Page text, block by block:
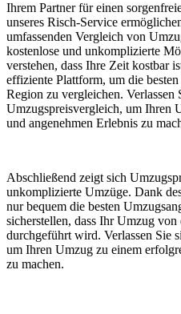
Ihrem Partner für einen
unseres Risch-Service
umfassenden Vergleich von
kostenlose und unkomplizierte
verstehen, dass Ihre Zeit kostbar
effiziente Plattform, um die
Region zu vergleichen. Verlassen
Umzugspreisvergleich, um Ihren
und angenehmen Erlebnis zu
Abschließend zeigt sich
unkomplizierte Umzüge. Dank
nur bequem die besten
sicherstellen, dass Ihr Umzug von
durchgeführt wird. Verlassen Sie
um Ihren Umzug zu einem
zu machen.